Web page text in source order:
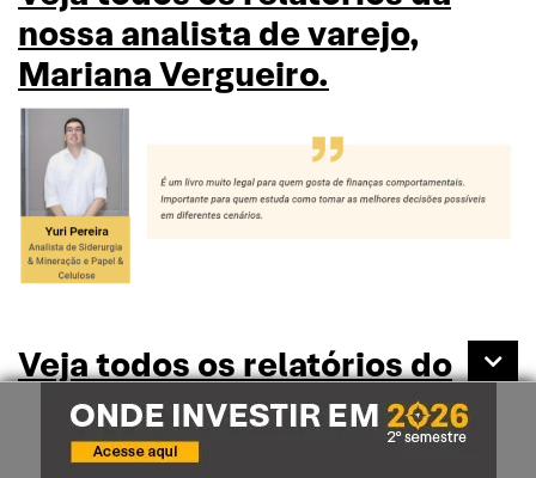
nossa analista de varejo,
Mariana Vergueiro.
Veja todos os relatórios do
nosso analista de Siderurgia &
Mineração e Papel & Celulose,